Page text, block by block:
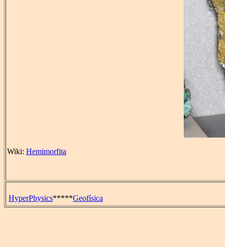
Wiki: Hemimorfita
HyperPhysics*****Geofísica